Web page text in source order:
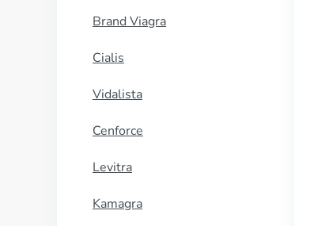
Brand Viagra
Cialis
Vidalista
Cenforce
Levitra
Kamagra